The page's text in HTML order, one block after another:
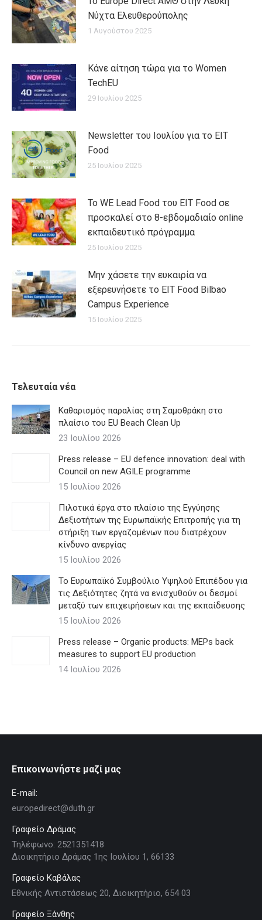
Νύχτα Ελευθερούπολης
1 Αυγούστου 2025
Κάνε αίτηση τώρα για το Women
TechEU
29 Ιουλίου 2025
Newsletter του Ιουλίου για το EIT
Food
25 Ιουλίου 2025
Το WE Lead Food του EIT Food σε
προσκαλεί στο 8-εβδομαδιαίο online
εκπαιδευτικό πρόγραμμα
25 Ιουλίου 2025
Μην χάσετε την ευκαιρία να
εξερευνήσετε το EIT Food Bilbao
Campus Experience
15 Ιουλίου 2025
Τελευταία νέα
Καθαρισμός παραλίας στη Σαμοθράκη στο
πλαίσιο του EU Beach Clean Up
23 Ιουλίου 2026
Press release – EU defence innovation: deal with
Council on new AGILE programme
15 Ιουλίου 2026
Πιλοτικά έργα στο πλαίσιο της Εγγύησης
Δεξιοτήτων της Ευρωπαϊκής Επιτροπής για τη
στήριξη των εργαζομένων που διατρέχουν
κίνδυνο ανεργίας
15 Ιουλίου 2026
Το Ευρωπαϊκό Συμβούλιο Υψηλού Επιπέδου για
τις Δεξιότητες ζητά να ενισχυθούν οι δεσμοί
μεταξύ των επιχειρήσεων και της εκπαίδευσης
15 Ιουλίου 2026
Press release – Organic products: MEPs back
measures to support EU production
14 Ιουλίου 2026
Επικοινωνήστε μαζί μας
E-mail:
europedirect@duth.gr
Γραφείο Δράμας
Τηλέφωνο: 2521351418
Διοικητήριο Δράμας 1ης Ιουλίου 1, 66133
Γραφείο Καβάλας
Εθνικής Αντιστάσεως 20, Διοικητήριο, 654 03
Γραφείο Ξάνθης